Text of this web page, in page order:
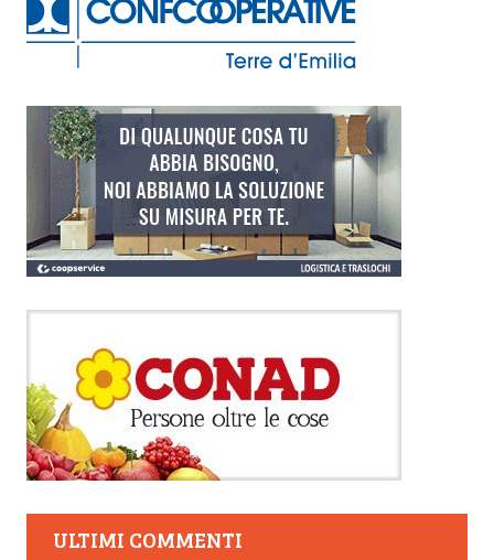
ULTIMI COMMENTI